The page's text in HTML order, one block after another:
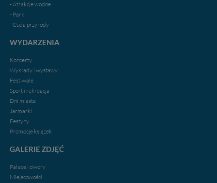
- Atrakcje wodne
- Parki
- Cuda przyrody
WYDARZENIA
Koncerty
Wykłady i wystawy
Festiwale
Sport i rekreacja
Dni miasta
Jarmarki
Festyny
Promocje ksiązek
GALERIE ZDJĘĆ
Pałace i dwory
Miejscowości